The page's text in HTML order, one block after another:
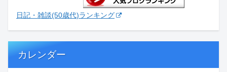
日記・雑談(50歳代)ランキング
カレンダー